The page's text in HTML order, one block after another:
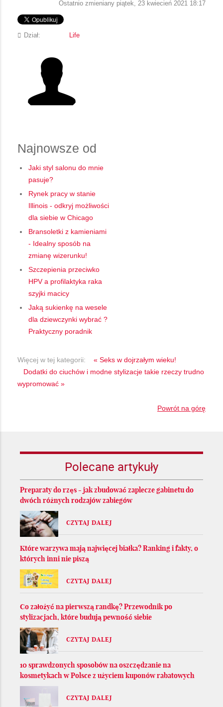
Ostatnio zmieniany piątek, 23 kwiecień 2021 18:17
Dział: Life
Najnowsze od
Jaki styl salonu do mnie
pasuje?
Rynek pracy w stanie
Illinois - odkryj możliwości
dla siebie w Chicago
Bransoletki z kamieniami
- Idealny sposób na
zmianę wizerunku!
Szczepienia przeciwko
HPV a profilaktyka raka
szyjki macicy
Jaką sukienkę na wesele
dla dziewczynki wybrać ?
Praktyczny poradnik
Więcej w tej kategorii:
« Seks w dojrzałym wieku!
Dodatki do ciuchów i modne stylizacje takie rzeczy trudno
wypromować »
Powrót na górę
Polecane artykuły
Preparaty do rzęs - jak zbudować zaplecze gabinetu do
dwóch różnych rodzajów zabiegów
CZYTAJ DALEJ
Które warzywa mają najwięcej białka? Ranking i fakty, o
których inni nie piszą
CZYTAJ DALEJ
Co założyć na pierwszą randkę? Przewodnik po
stylizacjach, które budują pewność siebie
CZYTAJ DALEJ
10 sprawdzonych sposobów na oszczędzanie na
kosmetykach w Polsce z użyciem kuponów rabatowych
CZYTAJ DALEJ